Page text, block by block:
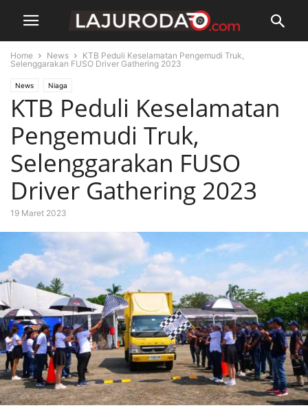
Home News
KTB Peduli Keselamatan Pengemudi Truk,
Selenggarakan FUSO Driver Gathering 2023
News Niaga
KTB Peduli Keselamatan
Pengemudi Truk,
Selenggarakan FUSO
Driver Gathering 2023
19 Maret 2023